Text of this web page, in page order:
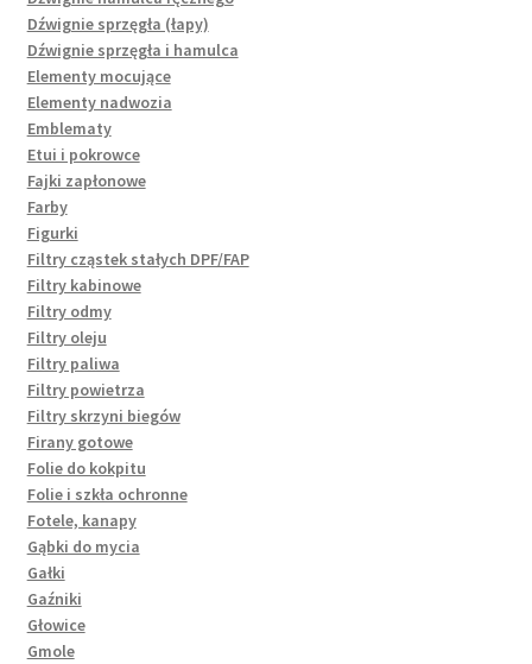
Dźwignie sprzęgła (łapy)
Dźwignie sprzęgła i hamulca
Elementy mocujące
Elementy nadwozia
Emblematy
Etui i pokrowce
Fajki zapłonowe
Farby
Figurki
Filtry cząstek stałych DPF/FAP
Filtry kabinowe
Filtry odmy
Filtry oleju
Filtry paliwa
Filtry powietrza
Filtry skrzyni biegów
Firany gotowe
Folie do kokpitu
Folie i szkła ochronne
Fotele, kanapy
Gąbki do mycia
Gałki
Gaźniki
Głowice
Gmole